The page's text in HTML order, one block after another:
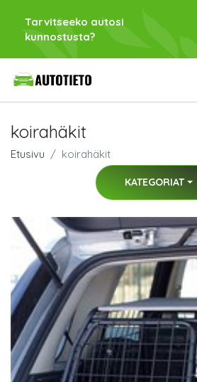
Tarvitseeko autosi
kunnostusta?
koirahäkit
Etusivu koirahäkit
KATEGORIAT